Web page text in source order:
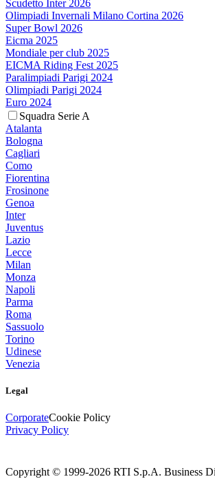
Scudetto Inter 2026
Olimpiadi Invernali Milano Cortina 2026
Super Bowl 2026
Eicma 2025
Mondiale per club 2025
EICMA Riding Fest 2025
Paralimpiadi Parigi 2024
Olimpiadi Parigi 2024
Euro 2024
Squadra Serie A
Atalanta
Bologna
Cagliari
Como
Fiorentina
Frosinone
Genoa
Inter
Juventus
Lazio
Lecce
Milan
Monza
Napoli
Parma
Roma
Sassuolo
Torino
Udinese
Venezia
Legal
CorporateCookie Policy
Privacy Policy
Copyright © 1999-2026 RTI S.p.A. Business